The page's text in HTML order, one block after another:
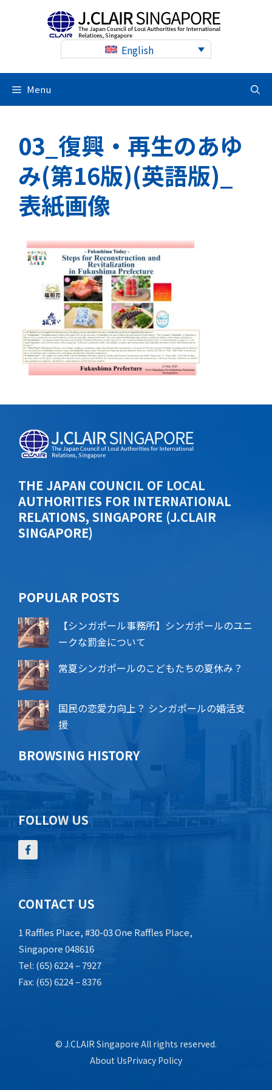
English
Menu
03_復興・再生のあゆ
み(第16版)(英語版)_
表紙画像
THE JAPAN COUNCIL OF LOCAL
AUTHORITIES FOR INTERNATIONAL
RELATIONS, SINGAPORE (J.CLAIR
SINGAPORE)
POPU​​LAR POSTS
【シンガポール事務所】シンガポールのユニ
ークな罰金について
常夏シンガポールのこどもたちの夏休み？
国民の恋愛力向上？ シンガポールの婚活支
援
BROWSING HISTORY
FOLLOW US
CONTACT US
1 Raffles Place, #30-03 One Raffles Place,
Singapore 048616
Tel: (65) 6224 – 7927
Fax: (65) 6224 – 8376
© J.CLAIR Singapore All rights reserved.
About UsPrivacy Policy